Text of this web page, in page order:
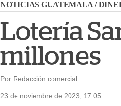
NOTICIAS GUATEMALA /
Lotería
millones
Por Redacción comercial
23 de noviembre de 2023, 17:05